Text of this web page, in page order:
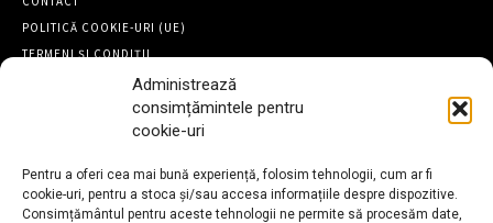
Administrează
consimțămintele pentru
cookie-uri
Pentru a oferi cea mai bună experiență, folosim tehnologii, cum ar fi
cookie-uri, pentru a stoca și/sau accesa informațiile despre dispozitive.
Consimțământul pentru aceste tehnologii ne permite să procesăm date,
POLITICĂ COOKIE-URI (UE)
TERMENI ȘI CONDIȚII
Ai o știre pentru noi?
428